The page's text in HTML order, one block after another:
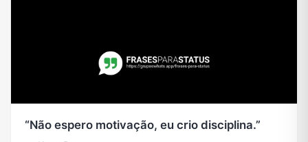
Não espero motivação, eu crio disciplina.